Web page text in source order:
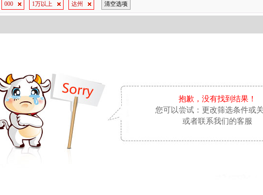
000 1万以上 达州 清空选项
抱歉，没有找到结果！
您可以尝试：更改筛选条件或
或者联系我们的客服